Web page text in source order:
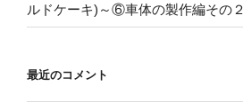
ルドケーキ)～⑥車体の製作編その
最近のコメント